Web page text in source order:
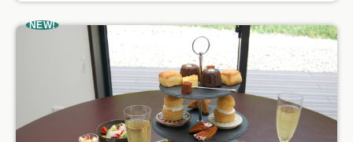
NEW!